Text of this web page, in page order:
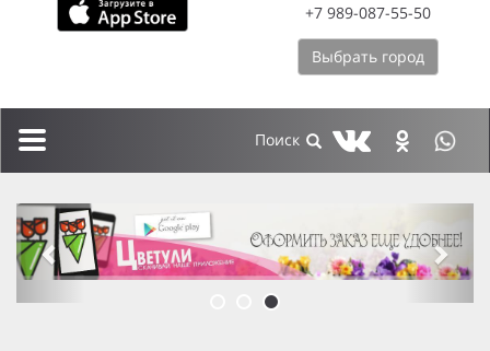
+7 989-087-55-50
Выбрать город
Toggle
previous